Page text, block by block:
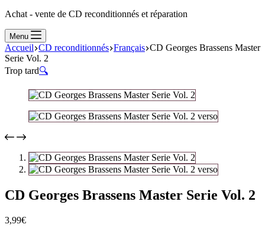
Achat - vente de CD reconditionnés et réparation
Menu
Accueil CD reconditionnés Français CD Georges Brassens Master
Serie Vol. 2
Trop tard🔍
CD Georges Brassens Master Serie Vol. 2
3,99€